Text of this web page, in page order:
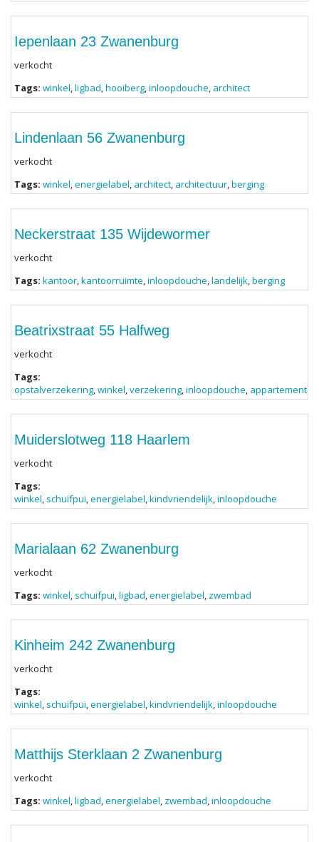
Iepenlaan 23 Zwanenburg
verkocht
Tags: winkel,ligbad,hooiberg,inloopdouche, architect
Lindenlaan 56 Zwanenburg
verkocht
Tags: winkel,energielabel, architect, architectuur,berging
Neckerstraat 135 Wijdewormer
verkocht
Tags: kantoor,kantoorruimte,inloopdouche,landelijk,berging
Beatrixstraat 55 Halfweg
verkocht
Tags:
opstalverzekering,winkel,verzekering,inloopdouche, appartement
Muiderslotweg 118 Haarlem
verkocht
Tags:
winkel, schuifpui,energielabel,kindvriendelijk,inloopdouche
Marialaan 62 Zwanenburg
verkocht
Tags: winkel, schuifpui,ligbad,energielabel, zwembad
Kinheim 242 Zwanenburg
verkocht
Tags:
winkel, schuifpui,energielabel,kindvriendelijk,inloopdouche
Matthijs Sterklaan 2 Zwanenburg
verkocht
Tags: winkel,ligbad,energielabel, zwembad,inloopdouche